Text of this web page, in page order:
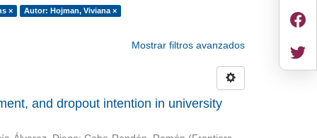
×
Autor: Hojman, Viviana ×
Mostrar filtros avanzados
and dropout intention in university